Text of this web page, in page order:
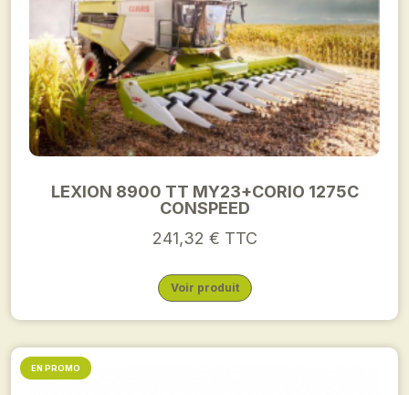
LEXION 8900 TT MY23+CORIO 1275C
CONSPEED
241,32 € TTC
Voir produit
EN PROMO